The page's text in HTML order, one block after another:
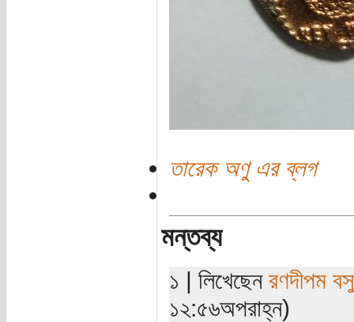
তারেক অণু এর ব্লগ
মন্তব্য
১ | লিখেছেন রণদীপম বসু
১২:৫৬অপরাহ্ন)